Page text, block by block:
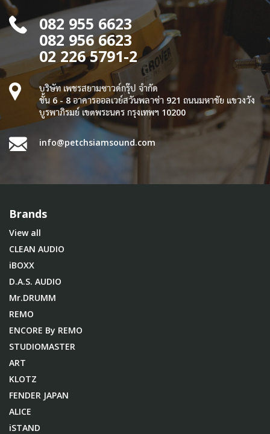
082 955 6623
082 956 6623
02 226 5791-2
บริษัท เพชรสยามซาวด์กรุ๊ป จำกัด
ชั้น 6 - 8 อาคารออลเวย์สวันพลาซ่า 921 ถนนมหาชัย แขวงวัง
บูรพาภิรมย์ เขตพระนคร กรุงเทพฯ 10200
info@petchsiamsound.com
Brands
View all
CLEAN AUDIO
iBOXX
D.A.S. AUDIO
Mr.DRUMM
REMO
ENCORE By REMO
STUDIOMASTER
ART
KLOTZ
FENDER JAPAN
ALICE
iSTAND